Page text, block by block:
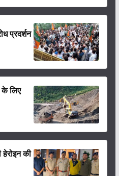
प्रदर्शन
लिए
की